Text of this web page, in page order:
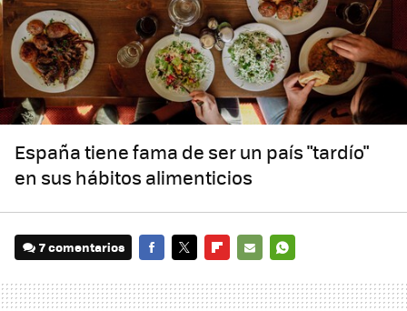
España tiene fama de ser un país "tardío"
en sus hábitos alimenticios
7 comentarios
MAIL